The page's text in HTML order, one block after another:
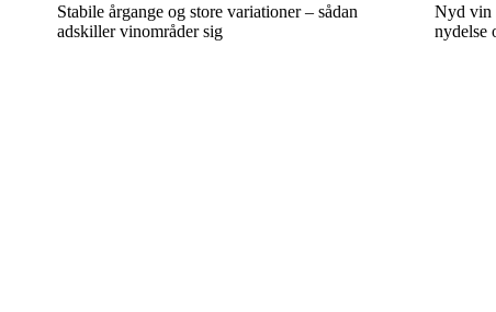
Stabile årgange og store variationer – sådan
adskiller vinområder sig
Nyd vin
nydelse